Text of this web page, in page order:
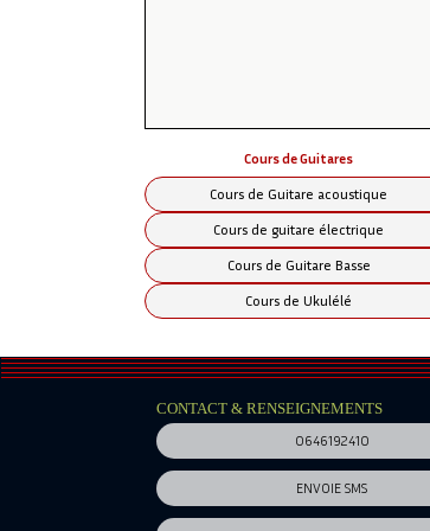
Le fonctionnement est celui
Le tarif par élève est inférieur
En complément à ces cours,
Pour toute information
Cours de Guitares
Cours de Guitare acoustique
Cours de guitare électrique
Cours de Guitare Basse
Cours de Ukulélé
CONTACT & RENSEIGNEMENTS
0646192410
ENVOIE SMS